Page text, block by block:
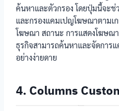
ค้นหาและตัวกรอง โดยปุ่มนี้จะช่
และกรองแคมเปญโฆษณาตามเ
โฆษณา สถานะ การแสดงโฆษณ
ธุรกิจสามารถค้นหาและจัดการ
อย่างง่ายดาย
4. Columns